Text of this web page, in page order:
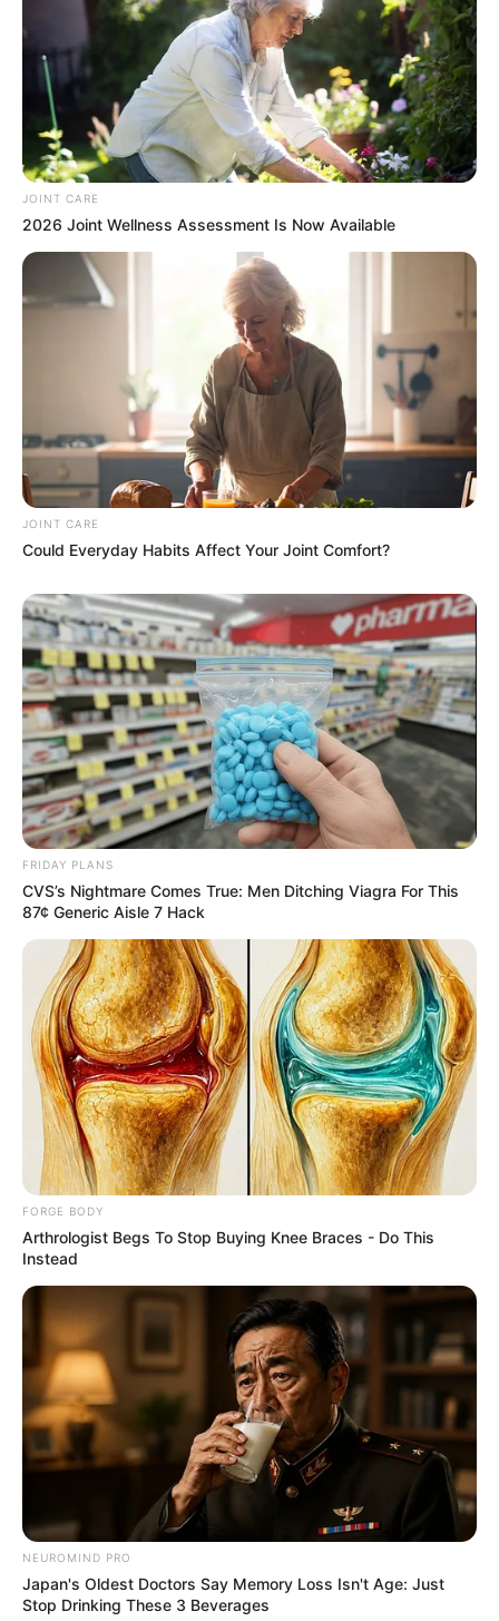
Man Teaches Lesson To Seat-Kicking Kid And Mom –
Watch!
BUZZDAY
Feeling Tired? Here's The Trick To Perform Better
Owning $10k+ In Medical Bills Or Loans? Stop
Paying Interest Immediately
JG WENTWORTH
This New Will Give You An Erection After +45
MEDVI
This Trick Will Give You An Erection At Any Age
MEDVI
JOINT CARE
2026 Joint Wellness Assessment Is Now Available
JOINT CARE
Could Everyday Habits Affect Your Joint Comfort?
FRIDAY PLANS
CVS’s Nightmare Comes True: Men Ditching Viagra For This
87¢ Generic Aisle 7 Hack
FORGE BODY
Arthrologist Begs To Stop Buying Knee Braces - Do This
Instead
NEUROMIND PRO
Japan's Oldest Doctors Say Memory Loss Isn't Age: Just
Stop Drinking These 3 Beverages